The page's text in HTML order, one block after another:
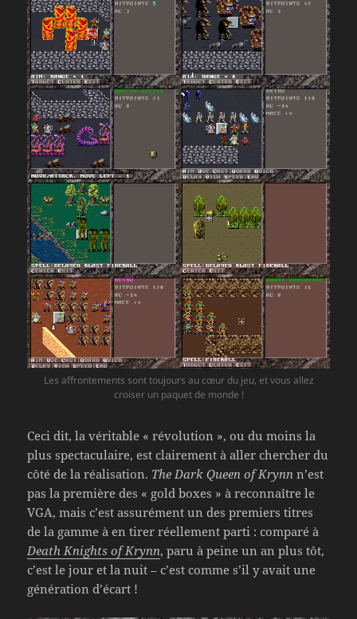
Les affrontements sont toujours au cœur du jeu, et vous allez
croiser un paquet de monde !
Ceci dit, la véritable « révolution », ou du moins la
plus spectaculaire, est clairement à aller chercher du
côté de la réalisation. The Dark Queen of Krynn n’est
pas la première des « gold boxes » à reconnaître le
VGA, mais c’est assurément un des premiers titres
de la gamme à en tirer réellement parti : comparé à
Death Knights of Krynn, paru à peine un an plus tôt,
c’est le jour et la nuit – c’est comme s’il y avait une
génération d’écart !